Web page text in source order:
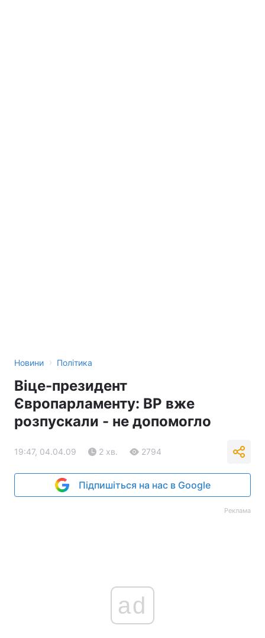
Новини › Політика
Віце-президент
Європарламенту: ВР вже
розпускали - не допомогло
19:47, 04.04.09 2 хв. 2794
Підпишіться на нас в Google
Реклама
ad